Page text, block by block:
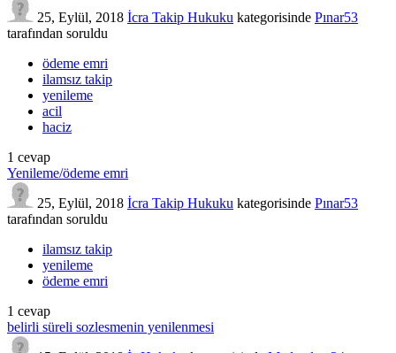
25, Eylül, 2018 İcra Takip Hukuku kategorisinde Pınar53
tarafından soruldu
ödeme emri
ilamsız takip
yenileme
acil
haciz
1 cevap
Yenileme/ödeme emri
25, Eylül, 2018 İcra Takip Hukuku kategorisinde Pınar53
tarafından soruldu
ilamsız takip
yenileme
ödeme emri
1 cevap
belirli süreli sozlesmenin yenilenmesi